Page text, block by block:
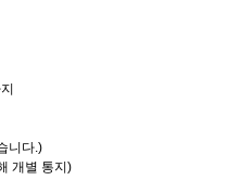
니다.)
개별 통지)